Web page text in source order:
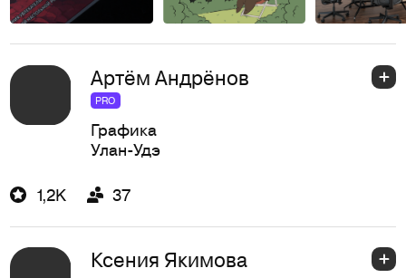
Артём Андрёнов
PRO
Графика
Улан-Удэ
1,2K 37
Ксения Якимова